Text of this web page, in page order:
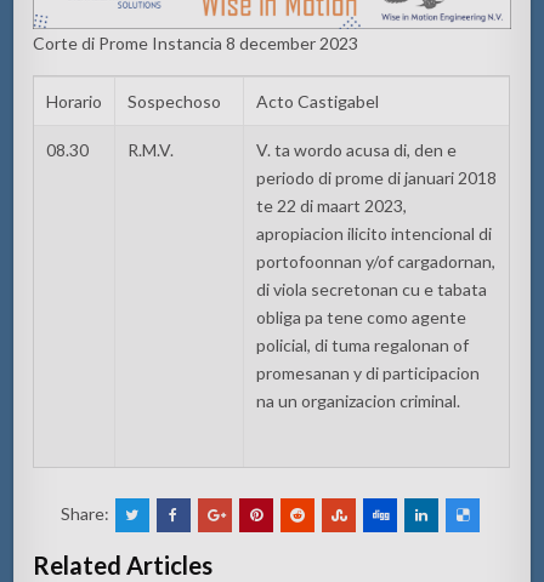
Corte di Prome Instancia 8 december 2023
Horario Sospechoso Acto Castigabel
08.30 R.M.V.
V. ta wordo acusa di, den e
periodo di prome di januari 2018
te 22 di maart 2023,
apropiacion ilicito intencional di
portofoonnan y/of cargadornan,
di viola secretonan cu e tabata
obliga pa tene como agente
policial, di tuma regalonan of
promesanan y di participacion
na un organizacion criminal.
Share:
Related Articles